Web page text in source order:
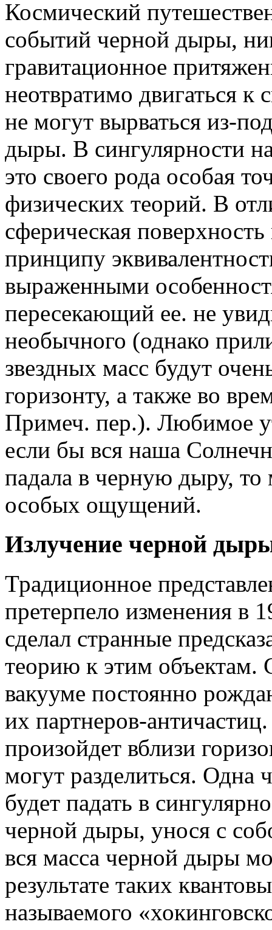
Космический
событий черной дыры,
гравитационное
неотвратимо двигаться к
не могут вырваться из-
дыры. В сингулярности
это своего рода особая
физических теорий. В
сферическая
принципу
выраженными
пересекающий ее. не
необычного (однако
звездных масс будут
горизонту, а также во
Примеч. пер.). Любимое
если бы вся наша
падала в черную дыру,
особых ощущений.
Излучение черной
Традиционное
претерпело изменения в
сделал странные
теорию к этим объектам.
вакууме постоянно
их партнеров-
произойдет вблизи
могут разделиться. Одна
будет падать в
черной дыры, унося с
вся масса черной дыры
результате таких
называемого